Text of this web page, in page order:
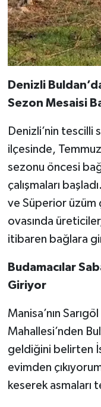
Denizli
Sezon Mesaisi
Denizli’nin tescilli
ilçesinde,
sezonu öncesi
çalışmaları
ve Süperior üzüm
ovasında
itibaren bağlara
Budamacılar
Giriyor
Manisa’nın
Mahallesi’nden
geldiğini belirten
evimden
keserek asmaları